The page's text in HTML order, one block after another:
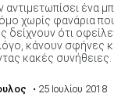
ένα
χωρίς φανάρια
δείχνουν ότι
κάνουν σφήνες
κακές
• 25 Ιουλίου 2018